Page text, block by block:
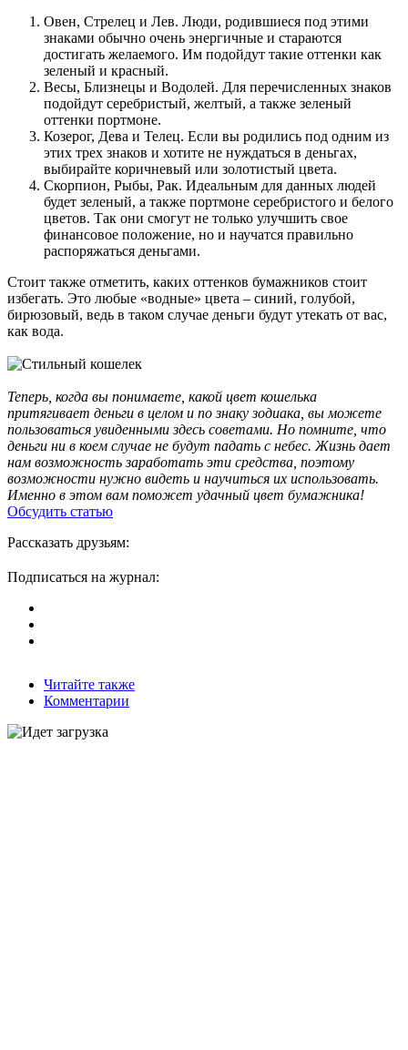
Овен, Стрелец и Лев. Люди, родившиеся под этими
знаками обычно очень энергичные и стараются
достигать желаемого. Им подойдут такие оттенки как
зеленый и красный.
Весы, Близнецы и Водолей. Для перечисленных знаков
подойдут серебристый, желтый, а также зеленый
оттенки портмоне.
Козерог, Дева и Телец. Если вы родились под одним из
этих трех знаков и хотите не нуждаться в деньгах,
выбирайте коричневый или золотистый цвета.
Скорпион, Рыбы, Рак. Идеальным для данных людей
будет зеленый, а также портмоне серебристого и белого
цветов. Так они смогут не только улучшить свое
финансовое положение, но и научатся правильно
распоряжаться деньгами.
Стоит также отметить, каких оттенков бумажников стоит
избегать. Это любые «водные» цвета – синий, голубой,
бирюзовый, ведь в таком случае деньги будут утекать от вас,
как вода.
Теперь, когда вы понимаете, какой цвет кошелька
притягивает деньги в целом и по знаку зодиака, вы можете
пользоваться увиденными здесь советами. Но помните, что
деньги ни в коем случае не будут падать с небес. Жизнь дает
нам возможность заработать эти средства, поэтому
возможности нужно видеть и научиться их использовать.
Именно в этом вам поможет удачный цвет бумажника!
Обсудить статью
Рассказать друзьям:
Подписаться на журнал:
Читайте также
Комментарии